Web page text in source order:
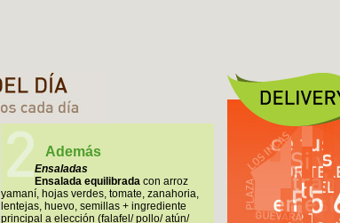
Además
Ensaladas
Ensalada equilibrada con arroz
yamaní, hojas verdes, tomate, zanahoria,
lentejas, huevo, semillas + ingrediente
principal a elección (falafel/ pollo/ atún/